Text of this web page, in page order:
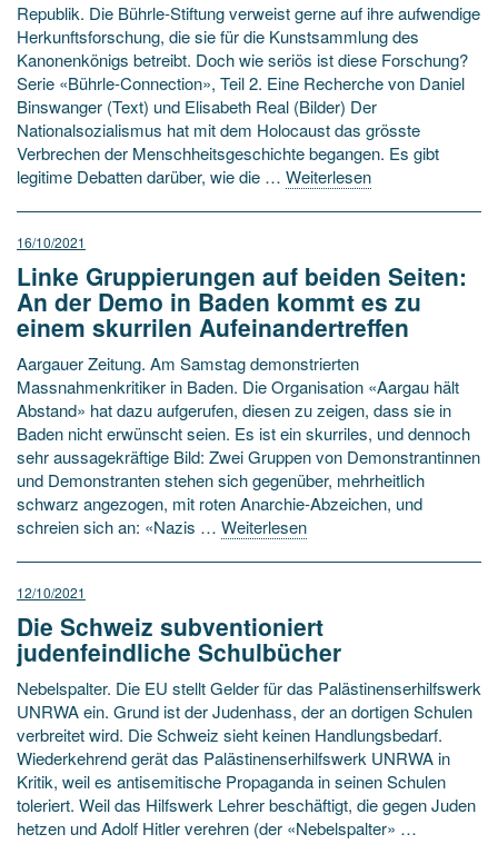
Republik. Die Bührle-Stiftung verweist gerne auf ihre aufwendige
Herkunfts­forschung, die sie für die Kunst­sammlung des
Kanonen­königs betreibt. Doch wie seriös ist diese Forschung?
Serie «Bührle-Connection», Teil 2. Eine Recherche von Daniel
Binswanger (Text) und Elisabeth Real (Bilder) Der
Nationalsozialismus hat mit dem Holocaust das grösste
Verbrechen der Menschheits­geschichte begangen. Es gibt
legitime Debatten darüber, wie die … Weiterlesen
16/10/2021
Linke Gruppierungen auf beiden Seiten:
An der Demo in Baden kommt es zu
einem skurrilen Aufeinandertreffen
Aargauer Zeitung. Am Samstag demonstrierten
Massnahmenkritiker in Baden. Die Organisation «Aargau hält
Abstand» hat dazu aufgerufen, diesen zu zeigen, dass sie in
Baden nicht erwünscht seien. Es ist ein skurriles, und dennoch
sehr aussagekräftige Bild: Zwei Gruppen von Demonstrantinnen
und Demonstranten stehen sich gegenüber, mehrheitlich
schwarz angezogen, mit roten Anarchie-Abzeichen, und
schreien sich an: «Nazis … Weiterlesen
12/10/2021
Die Schweiz subventioniert
judenfeindliche Schulbücher
Nebelspalter. Die EU stellt Gelder für das Palästinenserhilfswerk
UNRWA ein. Grund ist der Judenhass, der an dortigen Schulen
verbreitet wird. Die Schweiz sieht keinen Handlungsbedarf.
Wiederkehrend gerät das Palästinenserhilfswerk UNRWA in
Kritik, weil es antisemitische Propaganda in seinen Schulen
toleriert. Weil das Hilfswerk Lehrer beschäftigt, die gegen Juden
hetzen und Adolf Hitler verehren (der «Nebelspalter» …